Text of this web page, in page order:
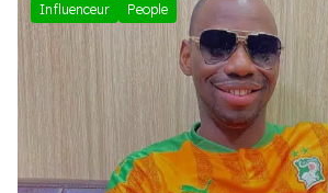
Influenceur People